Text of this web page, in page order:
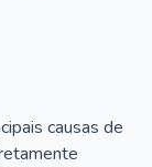
causas de